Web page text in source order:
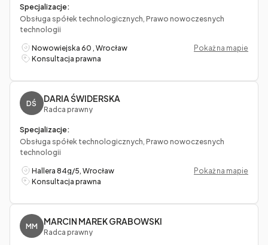
Specjalizacje:
Obsługa spółek technologicznych, Prawo nowoczesnych
technologii
Nowowiejska 60 , Wrocław
Pokaż na mapie
Konsultacja prawna
DŚ DARIA ŚWIDERSKA
Radca prawny
Specjalizacje:
Obsługa spółek technologicznych, Prawo nowoczesnych
technologii
Hallera 84g/5, Wrocław
Pokaż na mapie
Konsultacja prawna
MM MARCIN MAREK GRABOWSKI
Radca prawny